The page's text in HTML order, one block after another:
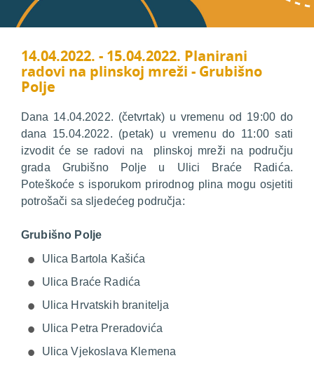
14.04.2022. - 15.04.2022. Planirani
radovi na plinskoj mreži - Grubišno
Polje
Dana 14.04.2022. (četvrtak) u vremenu od 19:00 do
dana 15.04.2022. (petak) u vremenu do 11:00 sati
izvodit će se radovi na plinskoj mreži na području
grada Grubišno Polje u Ulici Braće Radića.
Poteškoće s isporukom prirodnog plina mogu osjetiti
potrošači sa sljedećeg područja:
Grubišno Polje
Ulica Bartola Kašića
Ulica Braće Radića
Ulica Hrvatskih branitelja
Ulica Petra Preradovića
Ulica Vjekoslava Klemena